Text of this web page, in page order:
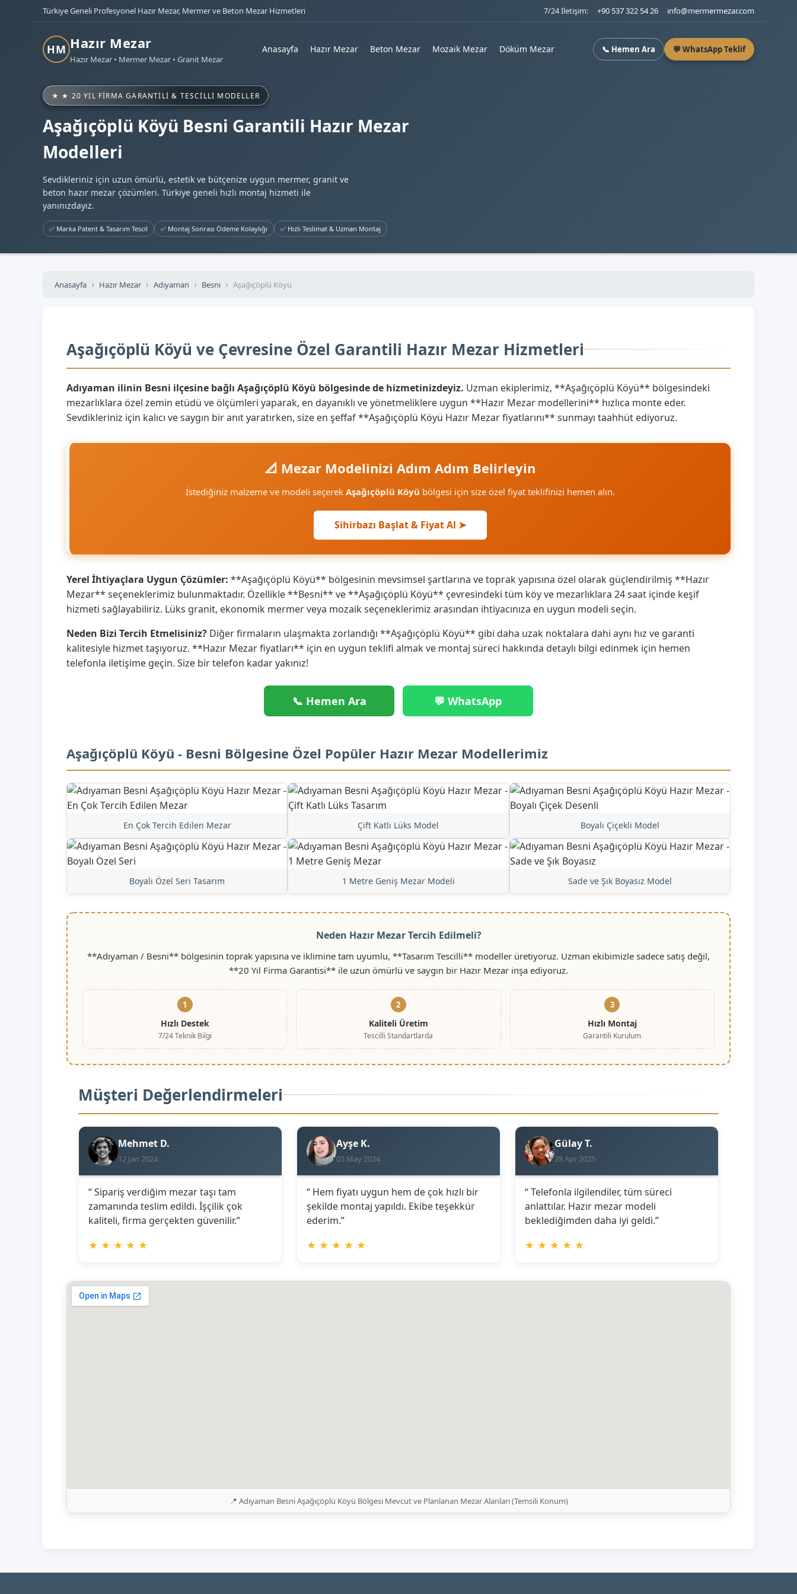
Türkiye Geneli Profesyonel Hazır Mezar, Mermer ve Beton Mezar Hizmetleri 7/24 İletişim: +90 537 322 54 26 info@mermermezar.com
HM Hazır Mezar
Hazır Mezar • Mermer Mezar • Granit Mezar
Anasayfa Hazır Mezar Beton Mezar Mozaik Mezar Döküm Mezar 📞 Hemen Ara 💬 WhatsApp Teklif
★ 20 YIL FIRMA GARANTILI & TESCILLI MODELLER
Aşağıçöplü Köyü Besni Garantili Hazır Mezar
Modelleri
Sevdikleriniz için uzun ömürlü, estetik ve bütçenize uygun mermer, granit ve
beton hazır mezar çözümleri. Türkiye geneli hızlı montaj hizmeti ile
yanınızdayız.
✅ Marka Patent & Tasarım Tescil ✅ Montaj Sonrası Ödeme Kolaylığı ✅ Hızlı Teslimat & Uzman Montaj
Anasayfa Hazır Mezar Adıyaman Besni Aşağıçöplü Köyü
Aşağıçöplü Köyü ve Çevresine Özel Garantili Hazır Mezar Hizmetleri
Adıyaman ilinin Besni ilçesine bağlı Aşağıçöplü Köyü bölgesinde de hizmetinizdeyiz. Uzman ekiplerimiz, **Aşağıçöplü Köyü** bölgesindeki
mezarlıklara özel zemin etüdü ve ölçümleri yaparak, en dayanıklı ve yönetmeliklere uygun **Hazır Mezar modellerini** hızlıca monte eder.
Sevdikleriniz için kalıcı ve saygın bir anıt yaratırken, size en şeffaf **Aşağıçöplü Köyü Hazır Mezar fiyatlarını** sunmayı taahhüt ediyoruz.
📐 Mezar Modelinizi Adım Adım Belirleyin
İstediğiniz malzeme ve modeli seçerek Aşağıçöplü Köyü bölgesi için size özel fiyat teklifinizi hemen alın.
Sihirbazı Başlat & Fiyat Al ➤
Yerel İhtiyaçlara Uygun Çözümler: **Aşağıçöplü Köyü** bölgesinin mevsimsel şartlarına ve toprak yapısına özel olarak güçlendirilmiş **Hazır
Mezar** seçeneklerimiz bulunmaktadır. Özellikle **Besni** ve **Aşağıçöplü Köyü** çevresindeki tüm köy ve mezarlıklara 24 saat içinde keşif
hizmeti sağlayabiliriz. Lüks granit, ekonomik mermer veya mozaik seçeneklerimiz arasından ihtiyacınıza en uygun modeli seçin.
Neden Bizi Tercih Etmelisiniz? Diğer firmaların ulaşmakta zorlandığı **Aşağıçöplü Köyü** gibi daha uzak noktalara dahi aynı hız ve garanti
kalitesiyle hizmet taşıyoruz. **Hazır Mezar fiyatları** için en uygun teklifi almak ve montaj süreci hakkında detaylı bilgi edinmek için hemen
telefonla iletişime geçin. Size bir telefon kadar yakınız!
📞 Hemen Ara 💬 WhatsApp
Aşağıçöplü Köyü - Besni Bölgesine Özel Popüler Hazır Mezar Modellerimiz
En Çok Tercih Edilen Mezar Çift Katlı Lüks Model Boyalı Çiçekli Model
Boyalı Özel Seri Tasarım 1 Metre Geniş Mezar Modeli Sade ve Şık Boyasız Model
Neden Hazır Mezar Tercih Edilmeli?
**Adıyaman / Besni** bölgesinin toprak yapısına ve iklimine tam uyumlu, **Tasarım Tescilli** modeller üretiyoruz. Uzman ekibimizle sadece satış değil,
**20 Yıl Firma Garantisi** ile uzun ömürlü ve saygın bir Hazır Mezar inşa ediyoruz.
1
Hızlı Destek
7/24 Teknik Bilgi
2
Kaliteli Üretim
Tescilli Standartlarda
3
Hızlı Montaj
Garantili Kurulum
Müşteri Değerlendirmeleri
Mehmet D.
12 Jan 2024
“ Sipariş verdiğim mezar taşı tam
zamanında teslim edildi. İşçilik çok
kaliteli, firma gerçekten güvenilir.”
★ ★ ★ ★ ★
Ayşe K.
03 May 2024
“ Hem fiyatı uygun hem de çok hızlı bir
şekilde montaj yapıldı. Ekibe teşekkür
ederim.”
★ ★ ★ ★ ★
Gülay T.
28 Apr 2025
“ Telefonla ilgilendiler, tüm süreci
anlattılar. Hazır mezar modeli
beklediğimden daha iyi geldi.”
★ ★ ★ ★ ★
📍 Adıyaman Besni Aşağıçöplü Köyü Bölgesi Mevcut ve Planlanan Mezar Alanları (Temsili Konum)